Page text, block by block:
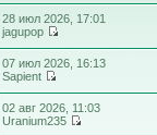
28 июл 2026, 17:01
jagupop
07 июл 2026, 16:13
Sapient
02 авг 2026, 11:03
Uranium235